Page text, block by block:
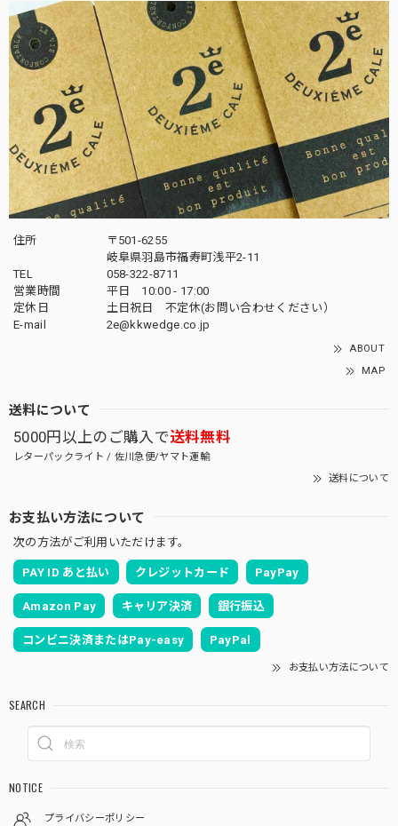
住所
〒501-6255
岐阜県羽島市福寿町浅平2-11
TEL
058-322-8711
営業時間
平日 10:00 - 17:00
定休日
土日祝日 不定休(お問い合わせください）
E-mail
2e@kkwedge.co.jp
ABOUT
MAP
送料について
5000円以上のご購入で送料無料
レターパックライト / 佐川急便/ヤマト運輸
送料について
お支払い方法について
次の方法がご利用いただけます。
PAY ID あと払い クレジットカード PayPay
Amazon Pay キャリア決済 銀行振込
コンビニ決済またはPay-easy PayPal
お支払い方法について
SEARCH
NOTICE
プライバシーポリシー